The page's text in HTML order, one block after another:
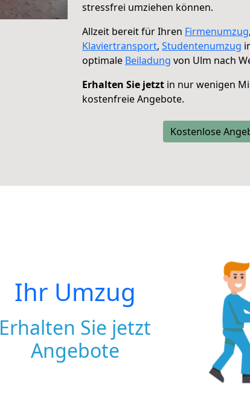
stressfrei umziehen können.
Allzeit bereit für Ihren Firmenumzug,
Klaviertransport, Studentenumzug
optimale Beiladung von Ulm nach
Erhalten Sie jetzt in nur wenigen
kostenfreie Angebote.
Kostenlose
Ihr Umzug
Erhalten Sie jetzt
Angebote